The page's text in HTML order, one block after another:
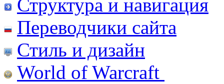
Структура и навигация
Переводчики сайта
Стиль и дизайн
World of Warcraft